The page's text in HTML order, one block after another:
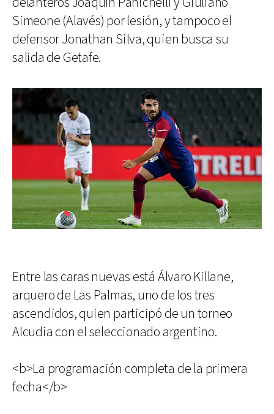
Simeone (Alavés) por lesión, y tampoco el
defensor Jonathan Silva, quien busca su
salida de Getafe.
Entre las caras nuevas está Álvaro Killane,
arquero de Las Palmas, uno de los tres
ascendidos, quien participó de un torneo
Alcudia con el seleccionado argentino.
<b>La programación completa de la primera
fecha</b>